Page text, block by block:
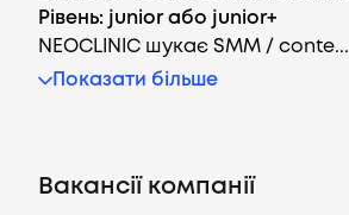
Рівень: junior або junior+
NEOCLINIC шукає SMM / conte...
Показати більше
Вакансії компанії